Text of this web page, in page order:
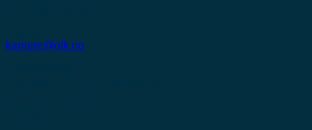
karriere@ofk.no